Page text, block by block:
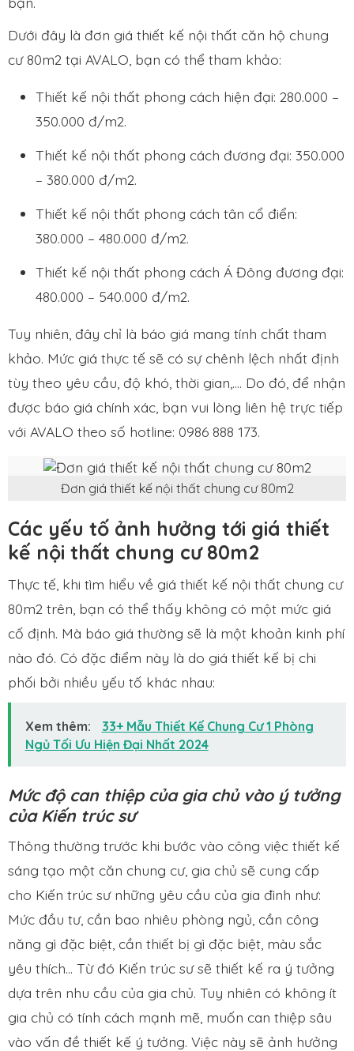
Dưới đây là đơn giá thiết kế nội thất căn hộ chung
cư 80m2 tại AVALO, bạn có thể tham khảo:
Thiết kế nội thất phong cách hiện đại: 280.000 –
350.000 đ/m2.
Thiết kế nội thất phong cách đương đại: 350.000
– 380.000 đ/m2.
Thiết kế nội thất phong cách tân cổ điển:
380.000 – 480.000 đ/m2.
Thiết kế nội thất phong cách Á Đông đương đại:
480.000 – 540.000 đ/m2.
Tuy nhiên, đây chỉ là báo giá mang tính chất tham
khảo. Mức giá thực tế sẽ có sự chênh lệch nhất định
tùy theo yêu cầu, độ khó, thời gian,…. Do đó, để nhận
được báo giá chính xác, bạn vui lòng liên hệ trực tiếp
với AVALO theo số hotline: 0986 888 173.
Đơn giá thiết kế nội thất chung cư 80m2
Các yếu tố ảnh hưởng tới giá thiết
kế nội thất chung cư 80m2
Thực tế, khi tìm hiểu về giá thiết kế nội thất chung cư
80m2 trên, bạn có thể thấy không có một mức giá
cố định. Mà báo giá thường sẽ là một khoản kinh phí
nào đó. Có đặc điểm này là do giá thiết kế bị chi
phối bởi nhiều yếu tố khác nhau:
Xem thêm:
33+ Mẫu Thiết Kế Chung Cư 1 Phòng
Ngủ Tối Ưu Hiện Đại Nhất 2024
Mức độ can thiệp của gia chủ vào ý tưởng
của Kiến trúc sư
Thông thường trước khi bước vào công việc thiết kế
sáng tạo một căn chung cư, gia chủ sẽ cung cấp
cho Kiến trúc sư những yêu cầu của gia đình như:
Mức đầu tư, cần bao nhiêu phòng ngủ, cần công
năng gì đặc biệt, cần thiết bị gì đặc biệt, màu sắc
yêu thích… Từ đó Kiến trúc sư sẽ thiết kế ra ý tưởng
dựa trên nhu cầu của gia chủ. Tuy nhiên có không ít
gia chủ có tính cách mạnh mẽ, muốn can thiệp sâu
vào vấn đề thiết kế ý tưởng. Việc này sẽ ảnh hưởng